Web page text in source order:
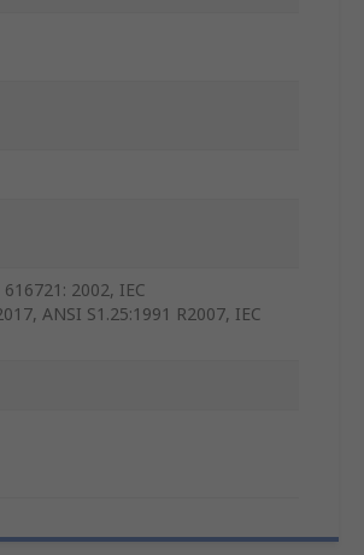
2002, IEC
ANSI S1.25:1991 R2007, IEC